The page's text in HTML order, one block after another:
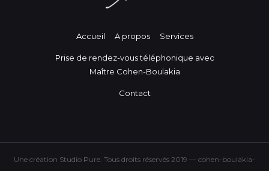
Accueil A propos Services
Prise de rendez-vous téléphonique avec
Maître Cohen-Boulakia
Contact
Une création Studio Pure. Tous droits réservés 2019 — cohen-boulakia-